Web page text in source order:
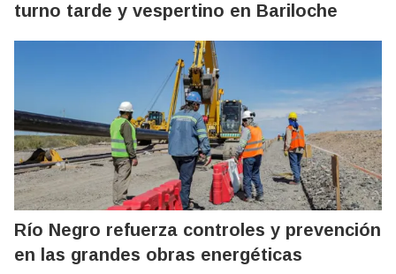
turno tarde y vespertino en Bariloche
Río Negro refuerza controles y prevención
en las grandes obras energéticas